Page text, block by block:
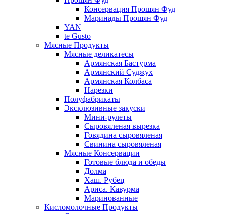
Консервация Прошян Фуд
Маринады Прошян Фуд
YAN
te Gusto
Мясные Продукты
Мясные деликатесы
Армянская Бастурма
Армянский Суджух
Армянская Колбаса
Нарезки
Полуфабрикаты
Эксклюзивные закуски
Мини-рулеты
Сыровяленая вырезка
Говядина сыровяленая
Свинина сыровяленая
Мясные Консервации
Готовые блюда и обеды
Долма
Хаш. Рубец
Ариса. Кавурма
Маринованные
Кисломолочные Продукты